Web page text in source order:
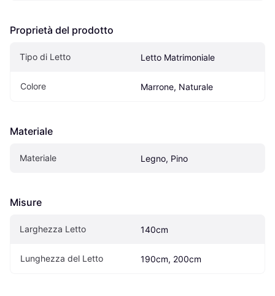
Proprietà del prodotto
Tipo di Letto Letto Matrimoniale
Colore Marrone, Naturale
Materiale
Materiale Legno, Pino
Misure
Larghezza Letto 140cm
Lunghezza del Letto 190cm, 200cm